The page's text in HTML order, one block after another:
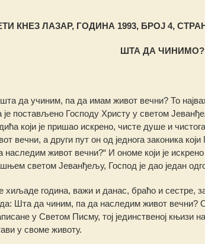
КНЕЗ ЛАЗАР, ГОДИНА 1993, БРОЈ 4,
ШТА ДА ЧИНИМО?
да учиним, па да имам живот вечни? То
је постављено Господу Христу у светом
који је пришао искрено, чисте душе и
вечни, а други пут он од једнога законика
наследим живот вечни?“И ономе који је
светом Јеванђељу, Господ је дао један
хиљаде година, важи и данас, браћо и сестре,
Шта да чиним, па да наследим живот вечни?
у Светом Писму, тој јединственој књизи
у своме животу.